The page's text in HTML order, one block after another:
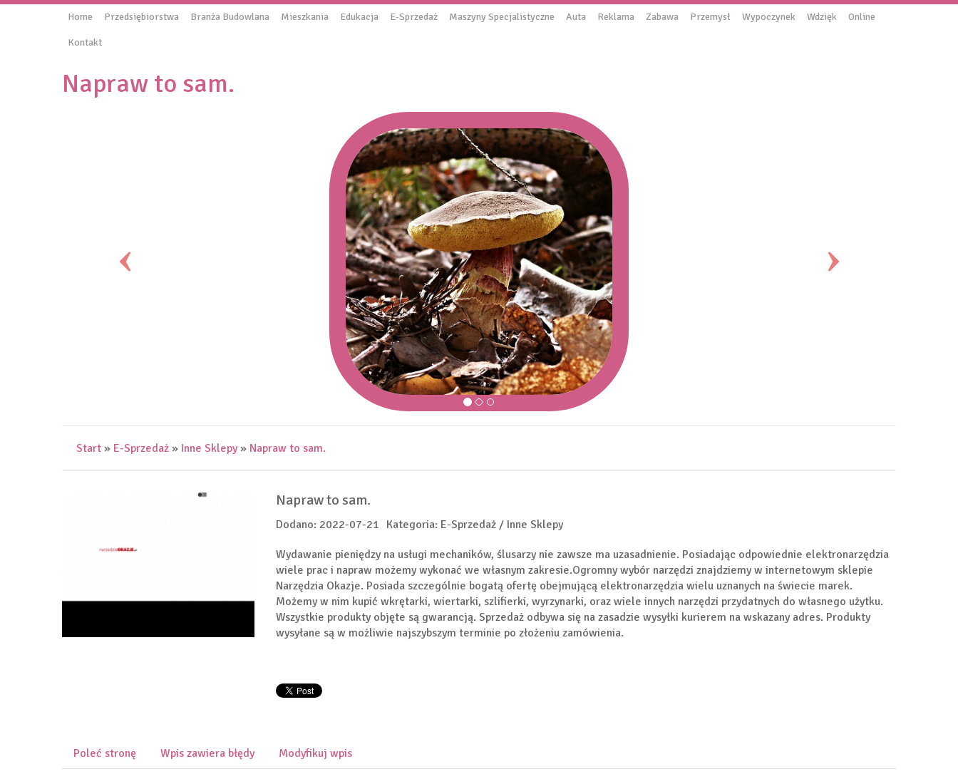
Home Przedsiębiorstwa Branża Budowlana Mieszkania Edukacja E-Sprzedaż Maszyny Specjalistyczne Auta Reklama Zabawa Przemysł Wypoczynek Wdzięk Online
Kontakt
Napraw to sam.
Start » E-Sprzedaż » Inne Sklepy» Napraw to sam.
Napraw to sam.
Dodano: 2022-07-21 Kategoria: E-Sprzedaż / Inne Sklepy
Wydawanie pieniędzy na usługi mechaników, ślusarzy nie zawsze ma uzasadnienie. Posiadając odpowiednie elektronarzędzia
wiele prac i napraw możemy wykonać we własnym zakresie.Ogromny wybór narzędzi znajdziemy w internetowym sklepie
Narzędzia Okazje. Posiada szczególnie bogatą ofertę obejmującą elektronarzędzia wielu uznanych na świecie marek.
Możemy w nim kupić wkrętarki, wiertarki, szlifierki, wyrzynarki, oraz wiele innych narzędzi przydatnych do własnego użytku.
Wszystkie produkty objęte są gwarancją. Sprzedaż odbywa się na zasadzie wysyłki kurierem na wskazany adres. Produkty
wysyłane są w możliwie najszybszym terminie po złożeniu zamówienia.
Poleć stronę Wpis zawiera błędy Modyfikuj wpis